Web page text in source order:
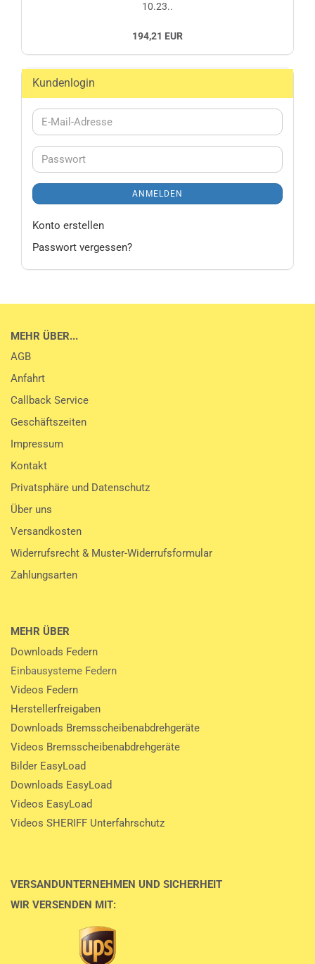
10.23..
194,21 EUR
Kundenlogin
E-
Mail-
Passwort
ANMELDEN
Konto erstellen
Passwort vergessen?
MEHR ÜBER...
AGB
Anfahrt
Callback Service
Geschäftszeiten
Impressum
Kontakt
Privatsphäre und Datenschutz
Über uns
Versandkosten
Widerrufsrecht & Muster-Widerrufsformular
Zahlungsarten
MEHR ÜBER
Downloads Federn
Einbausysteme Federn
Videos Federn
Herstellerfreigaben
Downloads Bremsscheibenabdrehgeräte
Videos Bremsscheibenabdrehgeräte
Bilder EasyLoad
Downloads EasyLoad
Videos EasyLoad
Videos SHERIFF Unterfahrschutz
VERSANDUNTERNEHMEN UND SICHERHEIT
WIR VERSENDEN MIT: